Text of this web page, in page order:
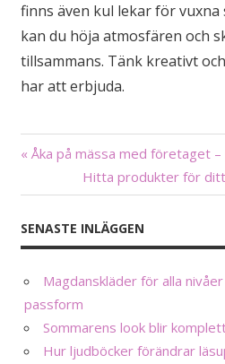
finns även kul lekar för vuxna
kan du höja atmosfären och
tillsammans. Tänk kreativt
har att erbjuda.
Inläggsnavigering
« Åka på mässa med företaget –
Hitta produkter för
SENASTE INLÄGGEN
Magdanskläder för alla
passform
Sommarens look blir
Hur ljudböcker förändrar